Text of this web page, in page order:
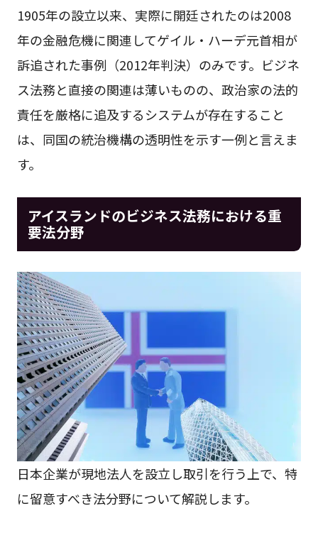
1905年の設立以来、実際に開廷されたのは2008
年の金融危機に関連してゲイル・ハーデ元首相が
訴追された事例（2012年判決）のみです。ビジネ
ス法務と直接の関連は薄いものの、政治家の法的
責任を厳格に追及するシステムが存在すること
は、同国の統治機構の透明性を示す一例と言えま
す。
アイスランドのビジネス法務における重
要法分野
日本企業が現地法人を設立し取引を行う上で、特
に留意すべき法分野について解説します。